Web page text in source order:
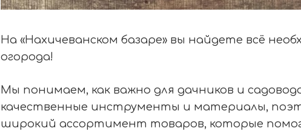
На «Нахичеванском базаре» вы найдете всё
огорода!
Мы понимаем, как важно для дачников и
качественные инструменты и материалы,
широкий ассортимент товаров, которые